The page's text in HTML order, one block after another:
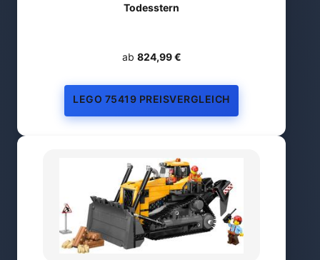
Todesstern
ab 824,99 €
LEGO 75419 PREISVERGLEICH